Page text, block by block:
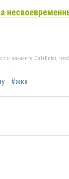
и нажмите Ctrl+Enter,
#жкх